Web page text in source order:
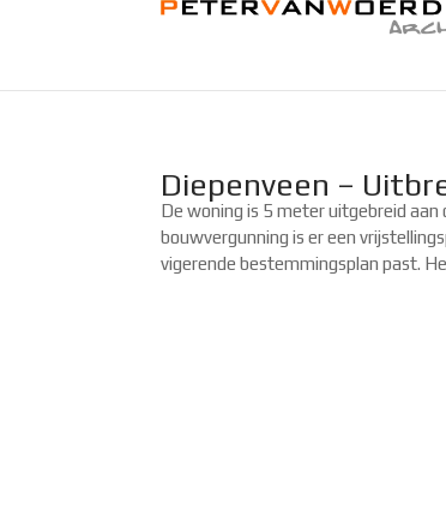
Diepenveen –
De woning is 5 meter uitgebreid aan
bouwvergunning is er een
vigerende bestemmingsplan past.